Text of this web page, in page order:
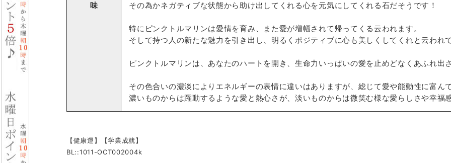
味
その為かネガティブな状態から助け出してくれる心を元気にしてくれる石だそうです！
特にピンクトルマリンは愛情を育み、また愛が増幅されて帰ってくる云われます。
そして持つ人の新たな魅力を引き出し、明るくポジティブに心も美しくしてくれと云われて
ピンクトルマリンは、あなたのハートを開き、生命力いっぱいの愛を止めどなくあふれ出
その色合いの濃淡によりエネルギーの表情に違いはありますが、総じて愛や能動性に富んで
濃いものからは躍動するような愛と熱心さが、淡いものからは微笑む様な愛らしさや幸福
【健康運】【学業成就】
BL::1011-OCT002004k